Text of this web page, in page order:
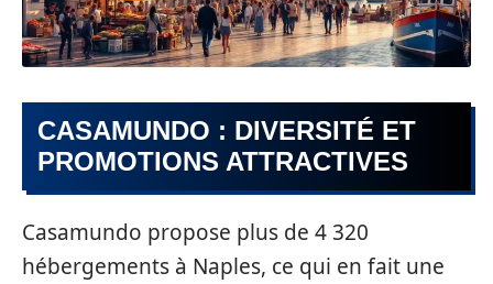
CASAMUNDO : DIVERSITÉ ET
PROMOTIONS ATTRACTIVES
Casamundo propose plus de 4 320
hébergements à Naples, ce qui en fait une